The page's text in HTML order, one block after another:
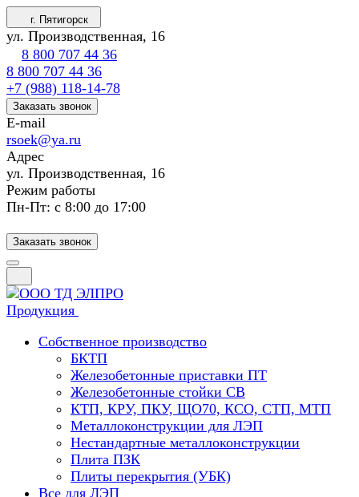
г. Пятигорск
ул. Производственная, 16
8 800 707 44 36
8 800 707 44 36
+7 (988) 118-14-78
Заказать звонок
E-mail
rsoek@ya.ru
Адрес
ул. Производственная, 16
Режим работы
Пн-Пт: с 8:00 до 17:00
Заказать звонок
Продукция
Собственное производство
БКТП
Железобетонные приставки ПТ
Железобетонные стойки СВ
КТП, КРУ, ПКУ, ЩО70, КСО, СТП, МТП
Металлоконструкции для ЛЭП
Нестандартные металлоконструкции
Плита ПЗК
Плиты перекрытия (УБК)
Все для ЛЭП